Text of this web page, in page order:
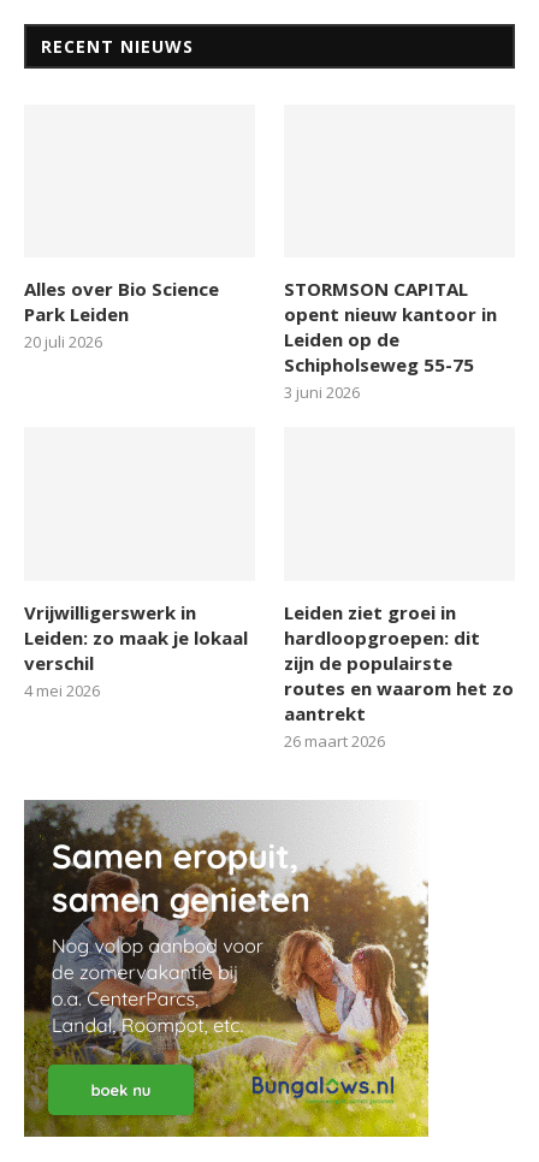
RECENT NIEUWS
Alles over Bio Science
Park Leiden
20 juli 2026
STORMSON CAPITAL
opent nieuw kantoor in
Leiden op de
Schipholseweg 55-75
3 juni 2026
Vrijwilligerswerk in
Leiden: zo maak je lokaal
verschil
4 mei 2026
Leiden ziet groei in
hardloopgroepen: dit
zijn de populairste
routes en waarom het zo
aantrekt
26 maart 2026